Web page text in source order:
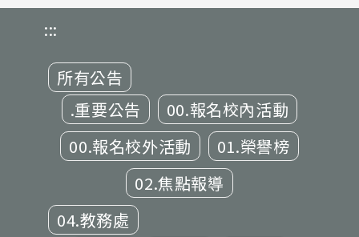
:::
所有公告
.重要公告
00.報名校內活動
00.報名校外活動
01.榮譽榜
02.焦點報導
04.教務處